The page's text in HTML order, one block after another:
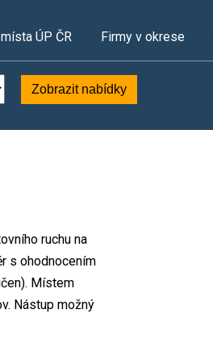
ÚP ČR Firmy v okrese
Zobrazit nabídky
ruchu na
s ohodnocením
Místem
Nástup možný